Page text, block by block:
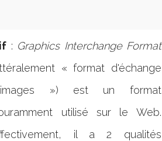
: Graphics Interchange Format
« format d'échange
») est un format
utilisé sur le Web.
il a 2 qualités